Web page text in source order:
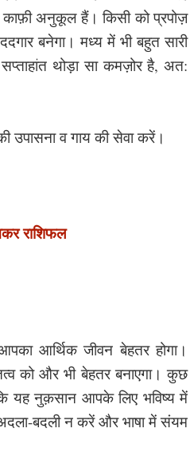
काफ़ी अनुकूल हैं। किसी को प्रपोज़
बनेगा। मध्य में भी बहुत सारी
थोड़ा सा कमज़ोर है, अत:
उपासना व गाय की सेवा करें।
राशिफल
आर्थिक जीवन बेहतर होगा।
को और भी बेहतर बनाएगा। कुछ
यह नुक़सान आपके लिए भविष्य में
अदला-बदली न करें और भाषा में संयम